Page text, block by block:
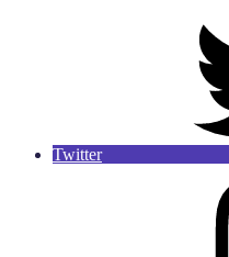
Twitter